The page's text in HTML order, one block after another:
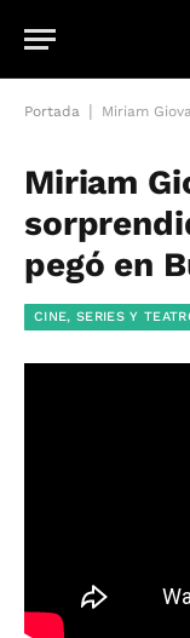
Portada Miriam
Miriam
pegó en
CINE, SERIES Y